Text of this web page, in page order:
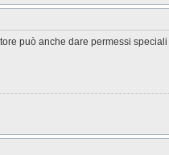
può anche dare permessi